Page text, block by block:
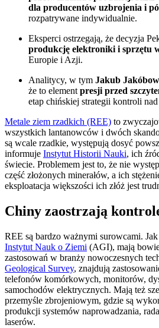
dla producentów uzbrojenia i
rozpatrywane indywidualnie.
Eksperci ostrzegają, że decyzja
produkcję elektroniki i sprzętu
Europie i Azji.
Analitycy, w tym Jakub
że to element presji przed
etap chińskiej strategii kontroli nad
Metale ziem rzadkich (REE) to
wszystkich lantanowców i dwóch
są wcale rzadkie, występują dosyć
informuje Instytut Historii Nauki, ich
świecie. Problemem jest to, że nie
część złożonych minerałów, a ich
eksploatacja większości ich złóż jest
Chiny zaostrzają
REE są bardzo ważnymi surowcami.
Instytut Nauk o Ziemi (AGI), mają
zastosowań w branży nowoczesnych
Geological Survey, znajdują
telefonów komórkowych, monitorów,
samochodów elektrycznych. Mają też
przemyśle zbrojeniowym, gdzie są
produkcji systemów naprowadzania,
laserów.